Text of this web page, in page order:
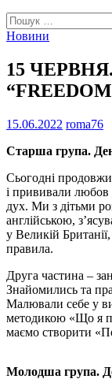
Пошук:
Новини
15
15.06.2022 roma76
Старша група.
Сьогодні
і прививали любов
дух. Ми з дітьми
англійською,
у Великій
правила.
Друга частина –
Знайомились та
Малювали себе у
методикою «Що я
маємо створити
Молодша група.